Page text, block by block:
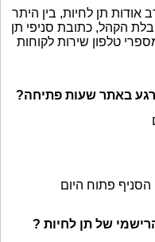
תן לחיות, בין היתר
הקהל, כתובת סניפי תן
טלפון שירות לקוחות
באתר שעות פתיחה?
פתוח היום
של תן לחיות ?